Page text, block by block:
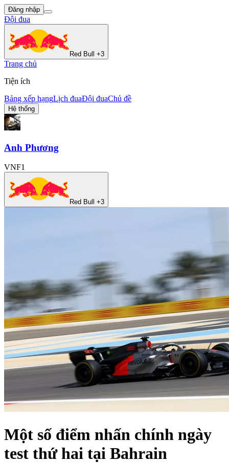
Đăng nhập
Đội đua
Red Bull +3
Trang chủ
Tiện ích
Bảng xếp hạngLịch đuaĐội đuaChủ đề
Hệ thống
Anh Phương
VNF1
Red Bull +3
Một số điểm nhấn chính ngày
test thứ hai tại Bahrain